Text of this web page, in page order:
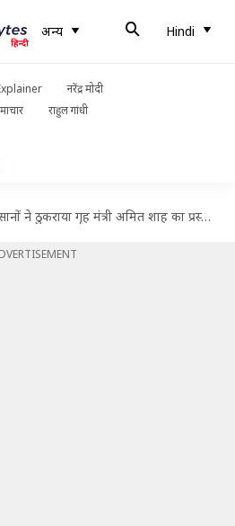
अन्य Hindi
नरेंद्र मोदी
राहुल गांधी
ने ठुकराया गृह मंत्री अमित शाह का प्रस्ताव, कहा- दिल्ली की घेराबंदी करेंगे